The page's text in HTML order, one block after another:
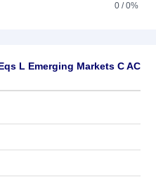
0 / 0%
L Emerging Markets C AC